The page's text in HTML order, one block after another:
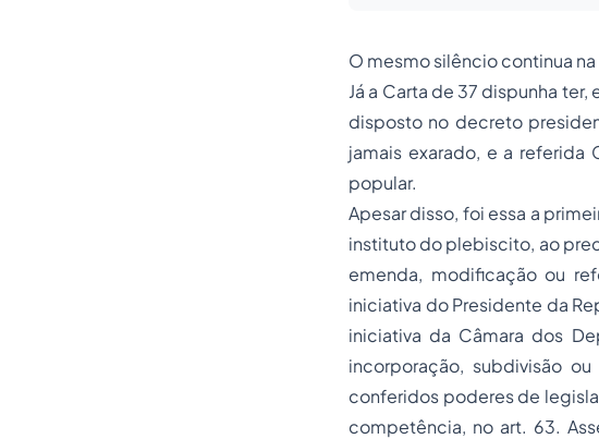
O mesmo silêncio continua
Já a Carta de 37 dispunha
disposto no decreto
jamais exarado, e a
popular.
Apesar disso, foi essa a
instituto do plebiscito, ao
emenda, modificação ou
iniciativa do Presidente da
iniciativa da Câmara dos
incorporação, subdivisão
conferidos poderes de
competência, no art. 63.